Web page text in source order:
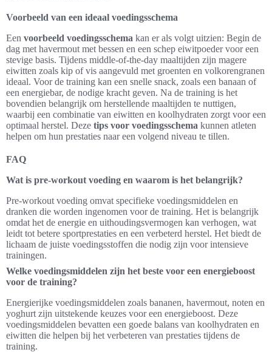
Voorbeeld van een ideaal voedingsschema
Een voorbeeld voedingsschema kan er als volgt uitzien: Begin de
dag met havermout met bessen en een schep eiwitpoeder voor een
stevige basis. Tijdens middle-of-the-day maaltijden zijn magere
eiwitten zoals kip of vis aangevuld met groenten en volkorengranen
ideaal. Voor de training kan een snelle snack, zoals een banaan of
een energiebar, de nodige kracht geven. Na de training is het
bovendien belangrijk om herstellende maaltijden te nuttigen,
waarbij een combinatie van eiwitten en koolhydraten zorgt voor een
optimaal herstel. Deze tips voor voedingsschema kunnen atleten
helpen om hun prestaties naar een volgend niveau te tillen.
FAQ
Wat is pre-workout voeding en waarom is het belangrijk?
Pre-workout voeding omvat specifieke voedingsmiddelen en
dranken die worden ingenomen voor de training. Het is belangrijk
omdat het de energie en uithoudingsvermogen kan verhogen, wat
leidt tot betere sportprestaties en een verbeterd herstel. Het biedt de
lichaam de juiste voedingsstoffen die nodig zijn voor intensieve
trainingen.
Welke voedingsmiddelen zijn het beste voor een energieboost
voor de training?
Energierijke voedingsmiddelen zoals bananen, havermout, noten en
yoghurt zijn uitstekende keuzes voor een energieboost. Deze
voedingsmiddelen bevatten een goede balans van koolhydraten en
eiwitten die helpen bij het verbeteren van prestaties tijdens de
training.